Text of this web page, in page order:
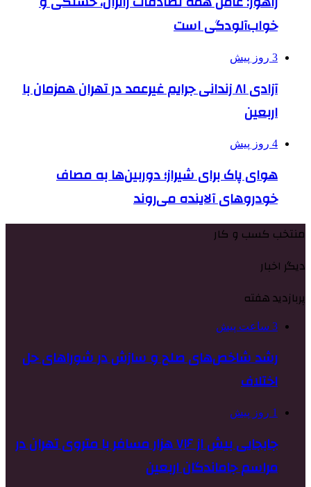
خواب‌آلودگی است
3 روز پیش
آزادی ۸۱ زندانی جرایم غیرعمد در تهران همزمان با
اربعین
4 روز پیش
هوای پاک برای شیراز؛ دوربین‌ها به مصاف
خودروهای آلاینده می‌روند
منتخب کسب و کار
دیگر اخبار
پربازدید هفته
3 ساعت پیش
رشد شاخص‌های صلح و سازش در شوراهای حل
اختلاف
1 روز پیش
جابجایی بیش از ۷۱۶ هزار مسافر با متروی تهران در
مراسم جاماندگان اربعین